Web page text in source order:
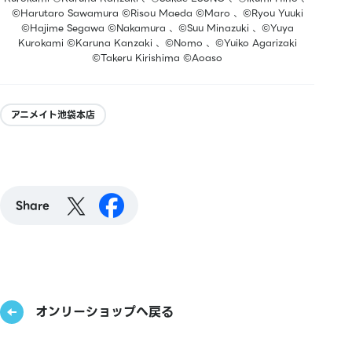
©Harutaro Sawamura ©Risou Maeda ©Maro 、©Ryou Yuuki
©Hajime Segawa ©Nakamura 、©Suu Minazuki 、©Yuya
Kurokami ©Karuna Kanzaki 、©Nomo 、©Yuiko Agarizaki
©Takeru Kirishima ©Aoaso
アニメイト池袋本店
Share
オンリーショップへ戻る